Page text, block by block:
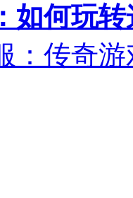
如何玩
：传奇